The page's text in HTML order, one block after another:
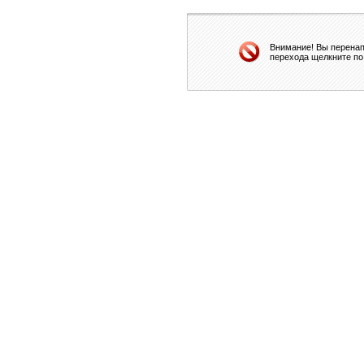
Внимание! Вы
перехода щелкните